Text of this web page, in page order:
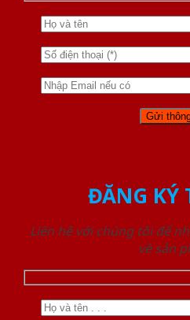
ĐĂNG KÝ
Liên hệ với chúng tôi để
về sản